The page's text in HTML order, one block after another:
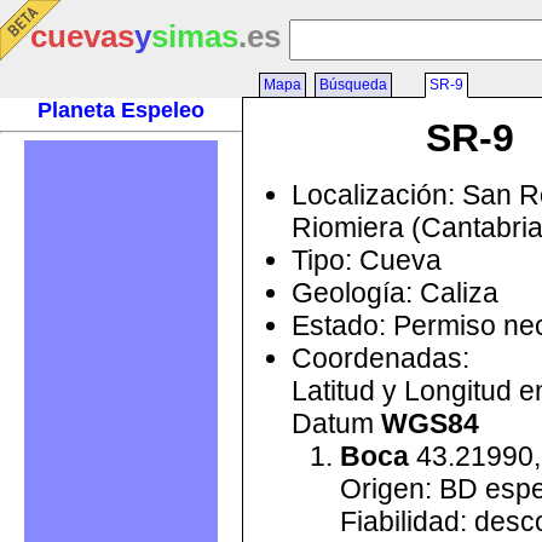
cuevasysimas.es
Planeta Espeleo
Mapa Búsqueda SR-9
SR-9
Localización: San
Riomiera
Tipo: Cueva
Geología: Caliza
Estado: Permiso
Coordenadas:
Latitud y Longitud
Datum WGS84
Boca
Origen: BD
Fiabilidad: